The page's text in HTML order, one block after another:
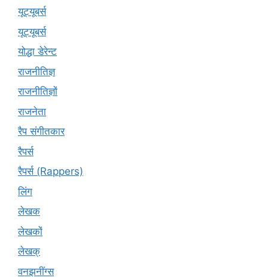
यूट्यूबर्स
यूट्‍यूबर्स
योद्धा डेरेन्ट
राजनीतिज्ञ
राजनीतिज्ञों
राजनेता
रैप संगीतकार
रैपर्स
रैपर्स (Rappers)
लिंग
लेखक
लेखकों
लेखक्
वनझनींग्स